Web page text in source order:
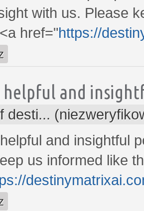
with us. Please
href="https://
helpful and
desti...
and insightful
us informed like